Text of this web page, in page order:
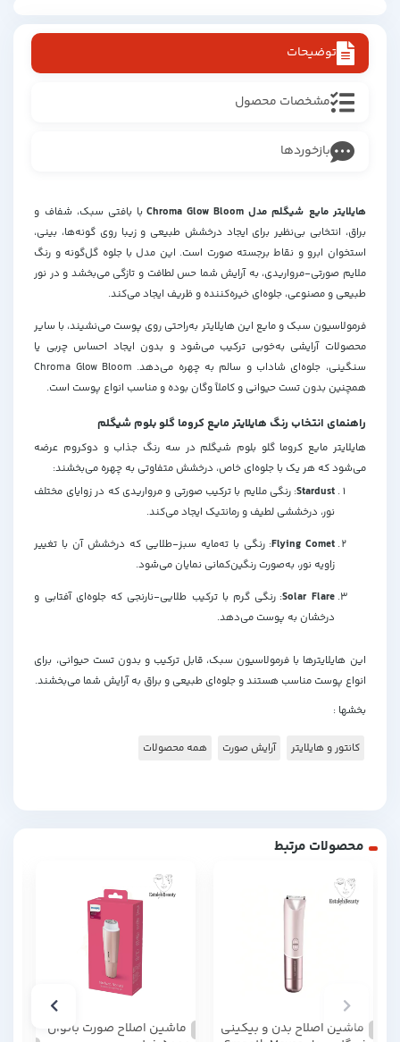
توضیحات
مشخصات محصول
بازخوردها
هایلایتر مایع شیگلم مدل Chroma Glow Bloom
با بافتی سبک، شفاف و
براق، انتخابی بی‌نظیر برای ایجاد درخشش طبیعی و زیبا روی گونه‌ها، بینی،
استخوان ابرو و نقاط برجسته صورت است. این مدل با جلوه‌ گل‌گونه و رنگ
ملایم صورتی-مرواریدی، به آرایش شما حس لطافت و تازگی می‌بخشد و در نور
طبیعی و مصنوعی، جلوه‌ای خیره‌کننده و ظریف ایجاد می‌کند.
فرمولاسیون سبک و مایع این هایلایتر به‌راحتی روی پوست می‌نشیند، با سایر
محصولات آرایشی به‌خوبی ترکیب می‌شود و بدون ایجاد احساس چربی یا
سنگینی، جلوه‌ای شاداب و سالم به چهره می‌دهد. Chroma Glow Bloom
همچنین بدون تست حیوانی و کاملاً وگان بوده و مناسب انواع پوست است.
راهنمای انتخاب رنگ هایلایتر مایع کروما گلو بلوم شیگلم
هایلایتر مایع کروما گلو بلوم شیگلم در سه رنگ جذاب و دوکروم عرضه
می‌شود که هر یک با جلوه‌ای خاص، درخشش متفاوتی به چهره می‌بخشند:
Stardust
: رنگی ملایم با ترکیب صورتی و مرواریدی که در زوایای مختلف
نور، درخششی لطیف و رمانتیک ایجاد می‌کند.
Flying Comet
: رنگی با ته‌مایه سبز-طلایی که درخشش آن با تغییر
زاویه نور، به‌صورت رنگین‌کمانی نمایان می‌شود.
Solar Flare
: رنگی گرم با ترکیب طلایی-نارنجی که جلوه‌ای آفتابی و
درخشان به پوست می‌دهد.
این هایلایترها با فرمولاسیون سبک، قابل ترکیب و بدون تست حیوانی، برای
انواع پوست مناسب هستند و جلوه‌ای طبیعی و براق به آرایش شما می‌بخشند.
بخشها :
کانتور و هایلایتر آرایش صورت همه محصولات
محصولات مرتبط
ماشین اصلاح بدن و بیکینی
ماشین اصلاح صورت بانوان